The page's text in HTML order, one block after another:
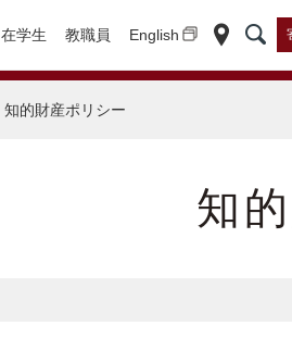
在学生 教職員 English
知的財産ポリシー
知